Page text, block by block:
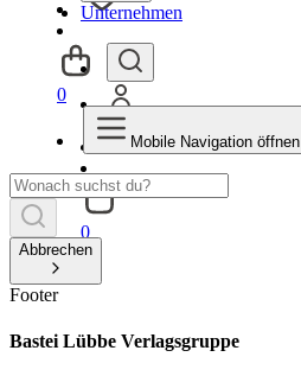
Unternehmen
0
0
Mobile Navigation öffnen
Abbrechen
Footer
Bastei Lübbe Verlagsgruppe